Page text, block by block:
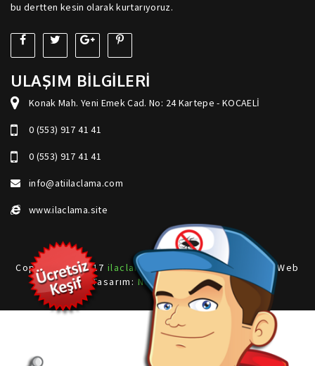
bu dertten kesin olarak kurtarıyoruz.
ULAŞIM BİLGİLERİ
Konak Mah. Yeni Emek Cad. No: 24 Kartepe - KOCAELİ
0 (553) 917 41 41
0 (553) 917 41 41
info@atiilaclama.com
www.ilaclama.site
Copyright © 2017ilaclama.siteHer Hakkı Saklıdır. | Web
Tasarım: Netzen Teknoloji